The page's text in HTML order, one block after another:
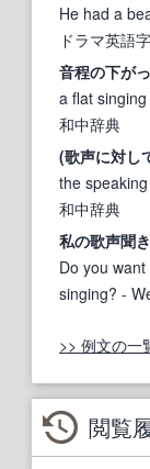
He had a
ドラマ英語
音程の下が
a flat
和中辞典
(歌声に対し
the
和中辞典
私の歌声聞
Do you
singing? -
>> 例文の一
閲覧